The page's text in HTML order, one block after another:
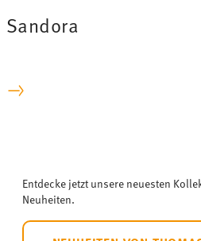
Sandora
Entdecke jetzt unsere neuesten
Neuheiten.